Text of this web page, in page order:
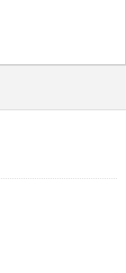
難しい為、
０５５ Ａ